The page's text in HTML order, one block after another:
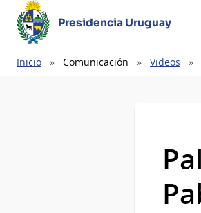
Presidencia Uruguay
Ruta
Inicio Comunicación Videos